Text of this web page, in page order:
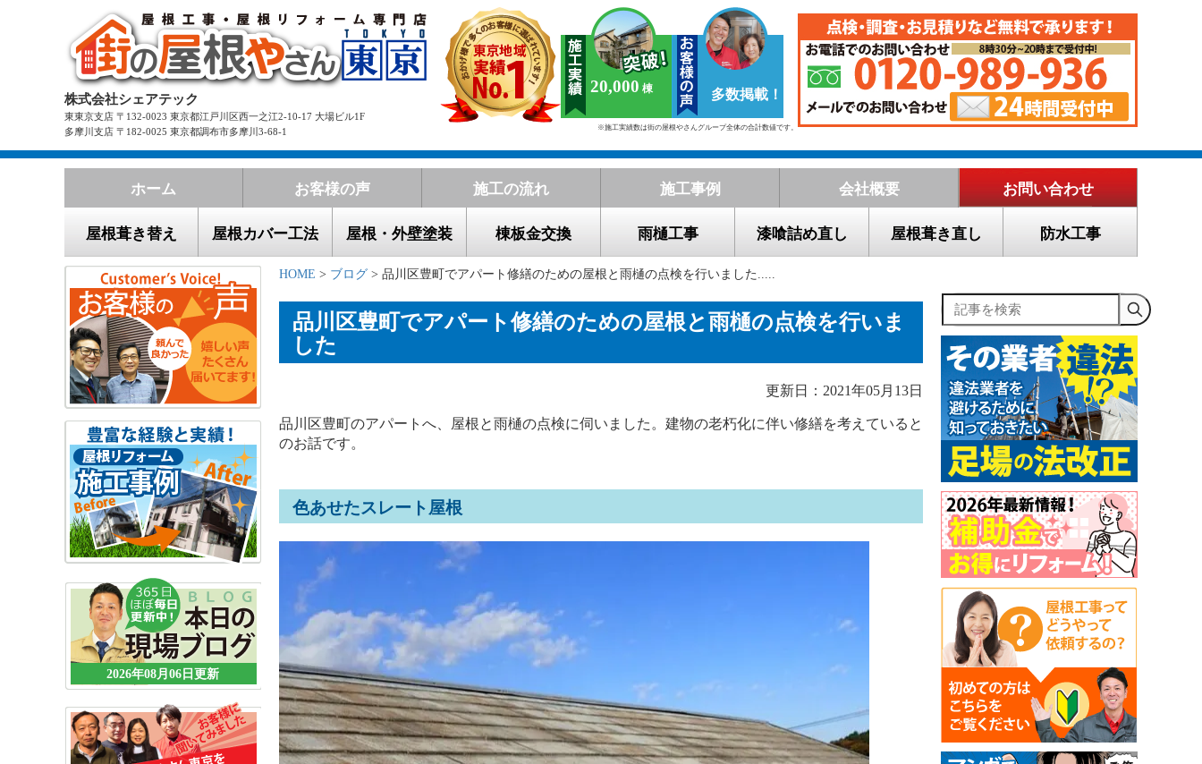
株式会社シェアテック
東東京支店 〒132-0023 東京都江戸川区西一之江2-10-17 大場ビル1F
多摩川支店 〒182-0025 東京都調布市多摩川3-68-1
20,000 多数掲載！
※施工実績数は街の屋根やさんグループ全体の合計数値です。
ホーム お客様の声 施工の流れ 施工事例 会社概要 お問い合わせ
屋根葺き替え 屋根カバー工法 屋根・外壁塗装 棟板金交換 雨樋工事 漆喰詰め直し 屋根葺き直し 防水工事
2026年08月06日更新
HOME > ブログ > 品川区豊町でアパート修繕のための屋根と雨樋の点検を行いました.....
品川区豊町でアパート修繕のための屋根と雨樋の点検を行いま
した
更新日：2021年05月13日
品川区豊町のアパートへ、屋根と雨樋の点検に伺いました。建物の老朽化に伴い修繕を考えていると
のお話です。
色あせたスレート屋根
記事を検索